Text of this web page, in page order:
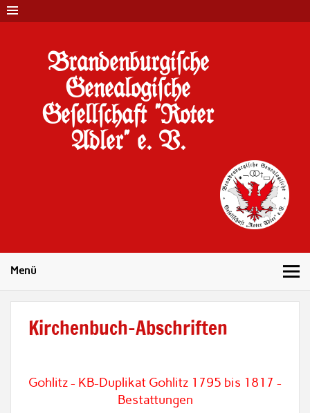
Brandenburgi#che
Genealogi#che
Ge#ell#chaft "Roter
Adler" e. V.
Menü
Kirchenbuch-Abschriften
Gohlitz - KB-Duplikat Gohlitz 1795 bis 1817 -
Bestattungen